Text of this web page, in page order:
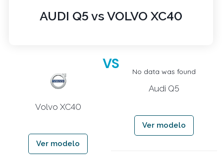
AUDI Q5 vs VOLVO XC40
VS
Volvo XC40
Ver modelo
No data was found
Audi Q5
Ver modelo